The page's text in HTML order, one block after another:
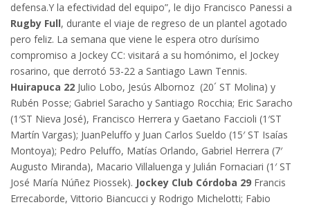
defensa.Y la efectividad del equipo”, le dijo Francisco Panessi a
Rugby Full, durante el viaje de regreso de un plantel agotado
pero feliz. La semana que viene le espera otro durísimo
compromiso a Jockey CC: visitará a su homónimo, el Jockey
rosarino, que derrotó 53-22 a Santiago Lawn Tennis.
Huirapuca 22 Julio Lobo, Jesús Albornoz (20´ ST Molina) y
Rubén Posse; Gabriel Saracho y Santiago Rocchia; Eric Saracho
(1′ST Nieva José), Francisco Herrera y Gaetano Faccioli (1′ST
Martín Vargas); JuanPeluffo y Juan Carlos Sueldo (15′ ST Isaías
Montoya); Pedro Peluffo, Matías Orlando, Gabriel Herrera (7′
Augusto Miranda), Macario Villaluenga y Julián Fornaciari (1′ ST
José María Núñez Piossek). Jockey Club Córdoba 29 Francis
Errecaborde, Vittorio Biancucci y Rodrigo Michelotti; Fabio